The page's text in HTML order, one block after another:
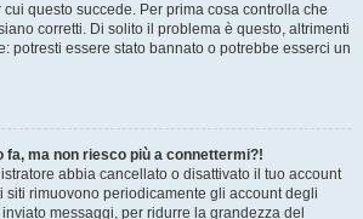
questo succede. Per prima cosa controlla che
corretti. Di solito il problema è questo, altrimenti
potresti essere stato bannato o potrebbe esserci un
fa, ma non riesco più a connettermi?!
abbia cancellato o disattivato il tuo account
siti rimuovono periodicamente gli account degli
messaggi, per ridurre la grandezza del